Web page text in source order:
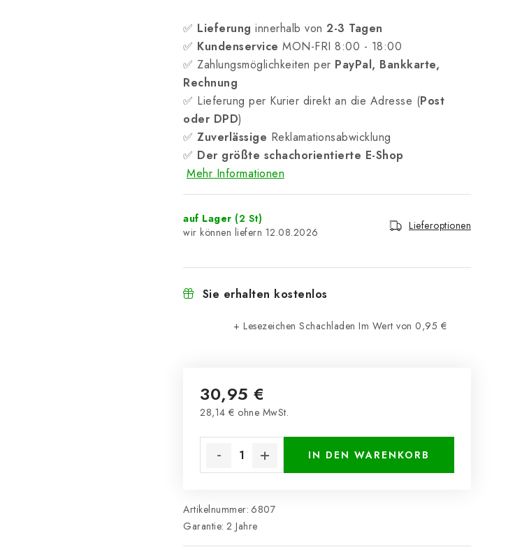
✅ Lieferung innerhalb von 2-3 Tagen
✅ Kundenservice MON-FRI 8:00 - 18:00
✅ Zahlungsmöglichkeiten per PayPal, Bankkarte,
Rechnung
✅ Lieferung per Kurier direkt an die Adresse (Post
oder DPD)
✅ Zuverlässige Reklamationsabwicklung
✅ Der größte schachorientierte E-Shop
Mehr Informationen
auf Lager (2 St)
12.08.2026
Lieferoptionen
Sie erhalten kostenlos
+ Lesezeichen Schachladen Im Wert von 0,95 €
30,95 €
28,14 € ohne MwSt.
IN DEN WARENKORB
Artikelnummer: 6807
Garantie: 2 Jahre